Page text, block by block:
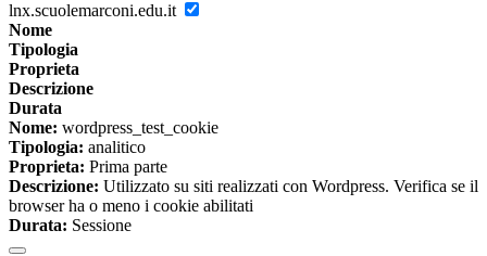
lnx.scuolemarconi.edu.it
Nome
Tipologia
Proprieta
Descrizione
Durata
Nome: wordpress_test_cookie
Tipologia: analitico
Proprieta: Prima parte
Descrizione: Utilizzato su siti realizzati con Wordpress. Verifica se il
browser ha o meno i cookie abilitati
Durata: Sessione